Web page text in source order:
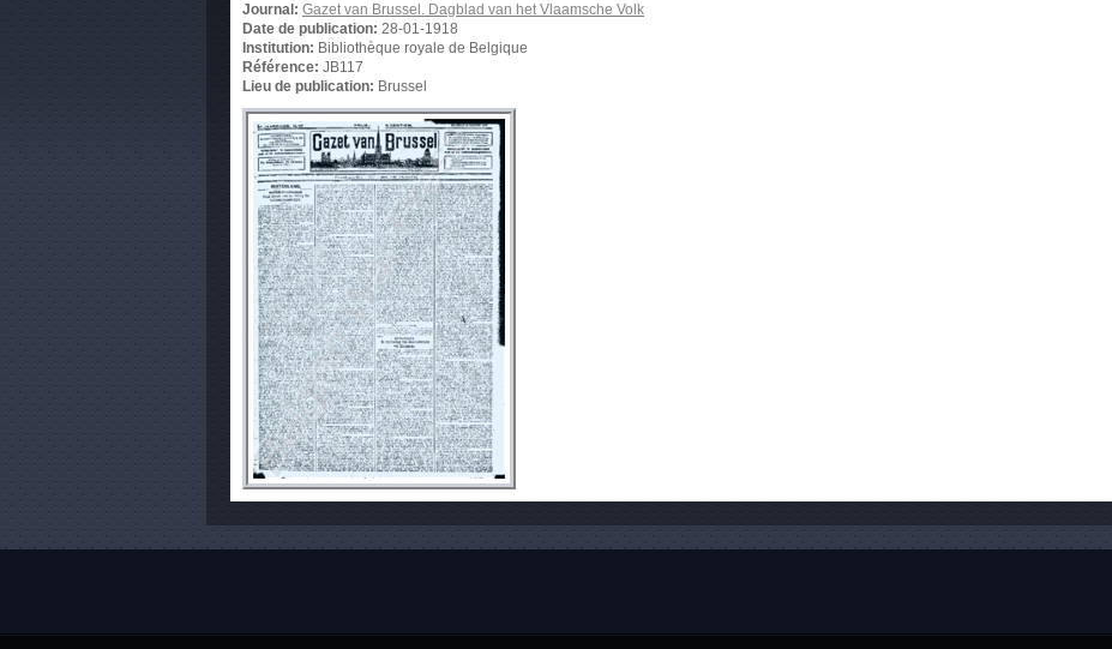
Journal: Gazet van Brussel. Dagblad van het Vlaamsche Volk
Date de publication: 28-01-1918
Institution: Bibliothèque royale de Belgique
Référence: JB117
Lieu de publication: Brussel